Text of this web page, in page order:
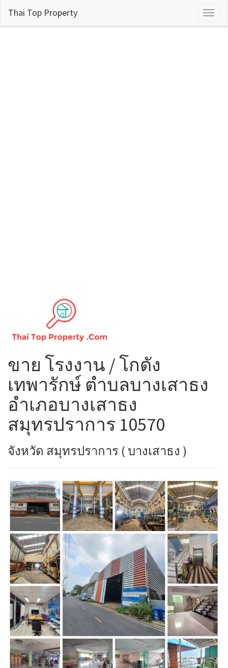
Thai Top Property
ขาย โรงงาน / โกดัง
เทพารักษ์ ตำบลบางเสาธง
อำเภอบางเสาธง
สมุทรปราการ 10570
จังหวัด สมุทรปราการ ( บางเสาธง )